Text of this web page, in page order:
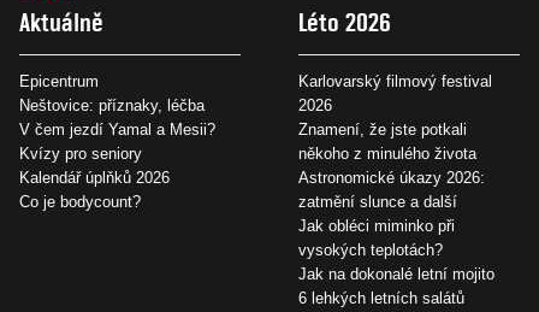
Aktuálně
Epicentrum
Neštovice: příznaky, léčba
V čem jezdí Yamal a Mesii?
Kvízy pro seniory
Kalendář úplňků 2026
Co je bodycount?
Léto 2026
Karlovarský filmový festival
2026
Znamení, že jste potkali
někoho z minulého života
Astronomické úkazy 2026:
zatmění slunce a další
Jak obléci miminko při
vysokých teplotách?
Jak na dokonalé letní mojito
6 lehkých letních salátů